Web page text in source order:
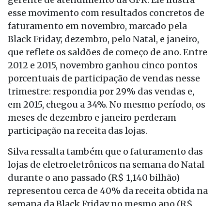
esse movimento com resultados concretos de
faturamento em novembro, marcado pela
Black Friday; dezembro, pelo Natal, e janeiro,
que reflete os saldões de começo de ano. Entre
2012 e 2015, novembro ganhou cinco pontos
porcentuais de participação de vendas nesse
trimestre: respondia por 29% das vendas e,
em 2015, chegou a 34%. No mesmo período, os
meses de dezembro e janeiro perderam
participação na receita das lojas.
Silva ressalta também que o faturamento das
lojas de eletroeletrônicos na semana do Natal
durante o ano passado (R$ 1,140 bilhão)
representou cerca de 40% da receita obtida na